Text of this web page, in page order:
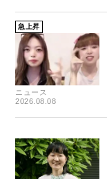
急上昇
ニュース
2026.08.08